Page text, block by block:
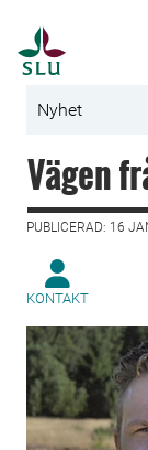
Nyhet
Vägen
PUBLICERAD: 16
KONTAKT